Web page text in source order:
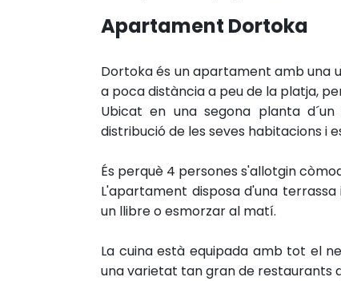
Apartament Dortoka
Dortoka és un apartament amb una
a poca distància a peu de la platja,
Ubicat en una segona planta
distribució de les seves habitacions i
És perquè 4 persones s'allotgin
L'apartament disposa d'una
un llibre o esmorzar al matí.
La cuina està equipada amb tot el
una varietat tan gran de restaurants